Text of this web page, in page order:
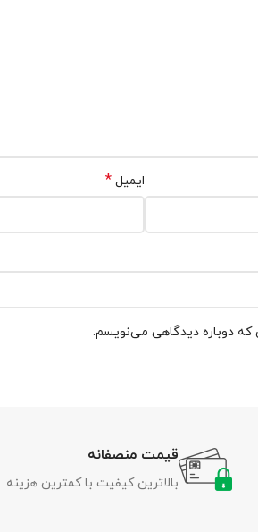
ایمیل*
که دوباره دیدگاهی می‌نویسم.
قیمت منصفانه
بالاترین کیفیت با کمترین هزینه